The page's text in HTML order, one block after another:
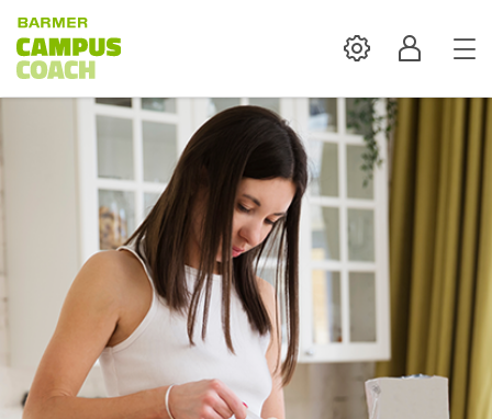
SettingsProfil